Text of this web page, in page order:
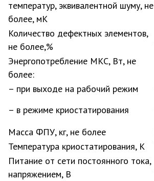
температур, эквивалентной шуму, не
более, мК
Количество дефектных элементов,
не более,%
Энергопотребление МКС, Вт, не
более:
– при выходе на рабочий режим
– в режиме криостатирования
Масса ФПУ, кг, не более
Температура криостатирования, К
Питание от сети постоянного тока,
напряжением, В